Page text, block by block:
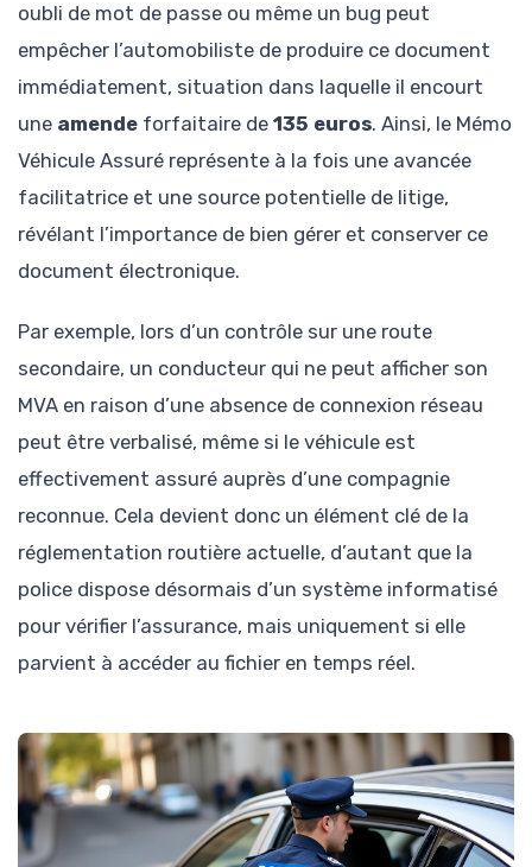
oubli de mot de passe ou même un bug peut
empêcher l’automobiliste de produire ce document
immédiatement, situation dans laquelle il encourt
une amende forfaitaire de 135 euros. Ainsi, le Mémo
Véhicule Assuré représente à la fois une avancée
facilitatrice et une source potentielle de litige,
révélant l’importance de bien gérer et conserver ce
document électronique.
Par exemple, lors d’un contrôle sur une route
secondaire, un conducteur qui ne peut afficher son
MVA en raison d’une absence de connexion réseau
peut être verbalisé, même si le véhicule est
effectivement assuré auprès d’une compagnie
reconnue. Cela devient donc un élément clé de la
réglementation routière actuelle, d’autant que la
police dispose désormais d’un système informatisé
pour vérifier l’assurance, mais uniquement si elle
parvient à accéder au fichier en temps réel.